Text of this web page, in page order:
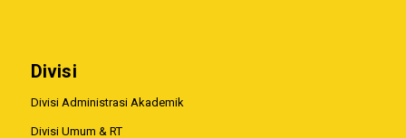
Divisi
Divisi Administrasi Akademik
Divisi Umum & RT